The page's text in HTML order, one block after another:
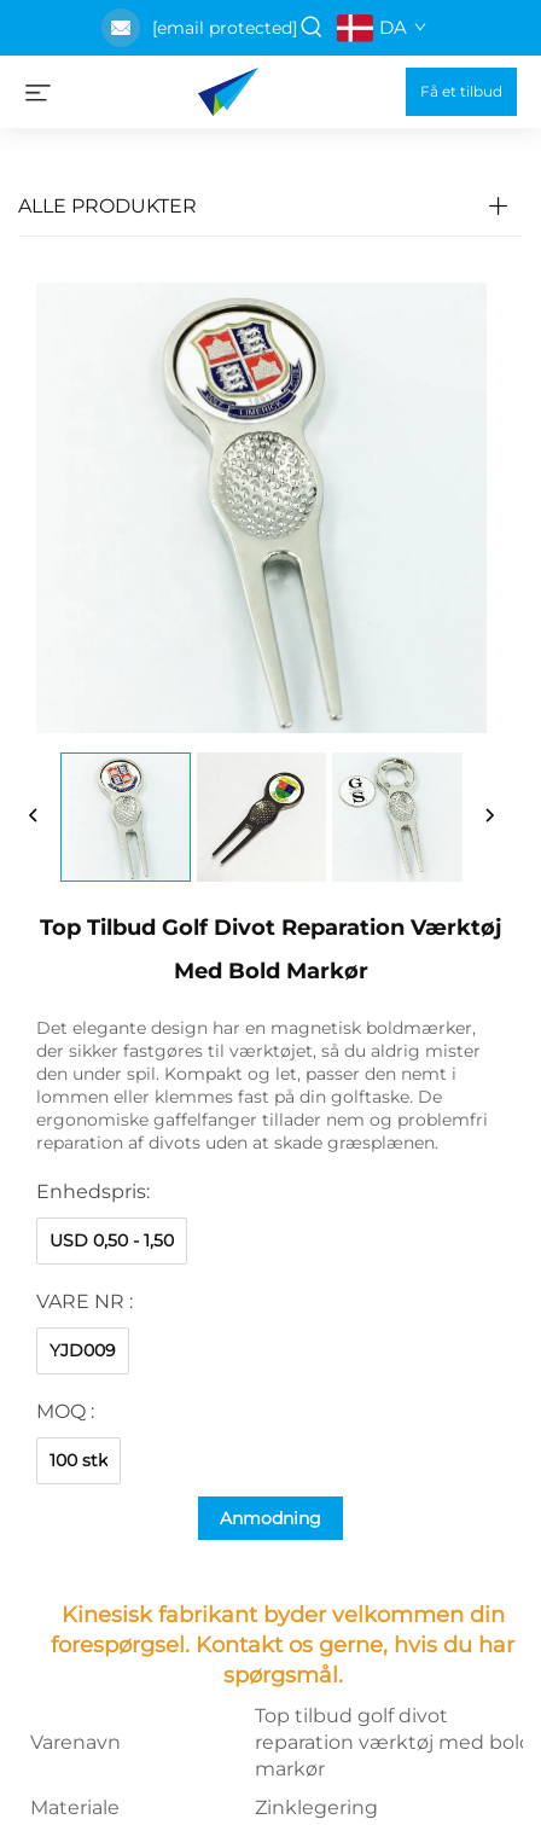
[email protected] DA
Få et tilbud
ALLE PRODUKTER
Top Tilbud Golf Divot Reparation Værktøj
Med Bold Markør
Det elegante design har en magnetisk boldmærker,
der sikker fastgøres til værktøjet, så du aldrig mister
den under spil. Kompakt og let, passer den nemt i
lommen eller klemmes fast på din golftaske. De
ergonomiske gaffelfanger tillader nem og problemfri
reparation af divots uden at skade græsplænen.
Enhedspris:
USD 0,50 - 1,50
VARE NR :
YJD009
MOQ :
100 stk
Anmodning
Kinesisk fabrikant byder velkommen din
forespørgsel. Kontakt os gerne, hvis du har
spørgsmål.
Varenavn
Top tilbud golf divot
reparation værktøj med bold
markør
Materiale
Zinklegering